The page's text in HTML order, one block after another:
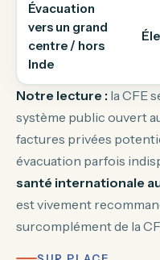
Évacuation
vers un grand
centre / hors
Inde
Notre lecture : la CFE
système public ouvert
factures privées
évacuation parfois
santé internationale
est vivement
surcomplément de la